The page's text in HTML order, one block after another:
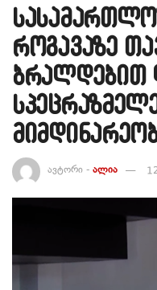
როგავაზე
ბრალდებით
ავტორი - ალია